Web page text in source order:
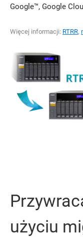
Google™, Google
Więcej informacji: RTRR,
użyciu